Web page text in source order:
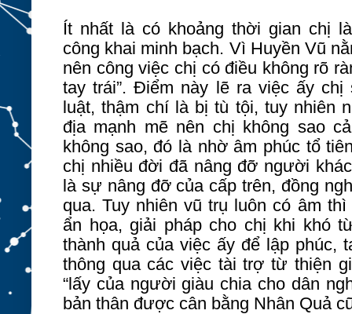
Ít nhất là có khoảng thời gian chị
công khai minh bạch. Vì Huyền Vũ
nên công việc chị có điều không rõ
tay trái”. Điểm này lẽ ra việc ấy
luật, thậm chí là bị tù tội, tuy nhiên
địa mạnh mẽ nên chị không sao
không sao, đó là nhờ âm phúc tổ
chị nhiều đời đã nâng đỡ người
là sự nâng đỡ của cấp trên, đồng
qua. Tuy nhiên vũ trụ luôn có âm
ẩn họa, giải pháp cho chị khi khó
thành quả của việc ấy để lập phúc,
thông qua các việc tài trợ từ thiện
“lấy của người giàu chia cho dân
bản thân được cân bằng Nhân Quả